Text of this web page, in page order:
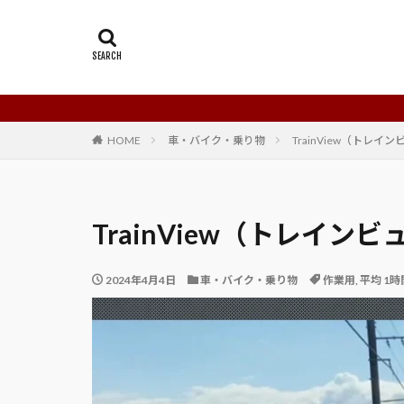
HOME 車・バイク・乗り物 TrainView（トレイン
TrainView（トレインビ
2024年4月4日 車・バイク・乗り物 作業用, 平均 1時